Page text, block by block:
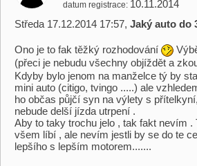
datum registrace 10.11.2014
Středa 17.12.2014 17:57, Jaký auto do
Ono je to fak těžký rozhodování
(přeci je nebudu všechny objíždět a
Kdyby bylo jenom na manželce tý by
mini auto (citigo, tvingo .....) ale
ho občas půjčí syn na výlety s
nebude delší jízda utrpení .
Aby to taky trochu jelo , tak fakt nevím .
všem líbí , ale nevím jestli by se do te
lepšího s lepším motorem.......